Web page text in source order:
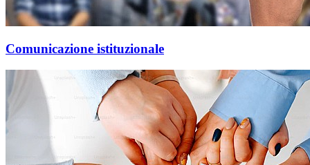
Comunicazione istituzionale